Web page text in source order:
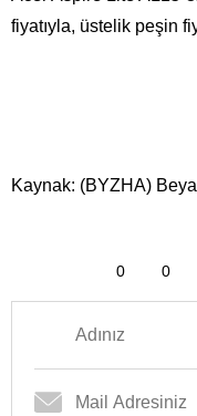
fiyatıyla, üstelik peşin
Kaynak: (BYZHA)
0 0